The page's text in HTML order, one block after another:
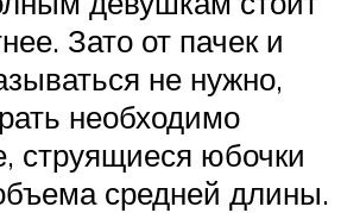
Зато от пачек и
не нужно,
необходимо
струящиеся юбочки
средней длины.